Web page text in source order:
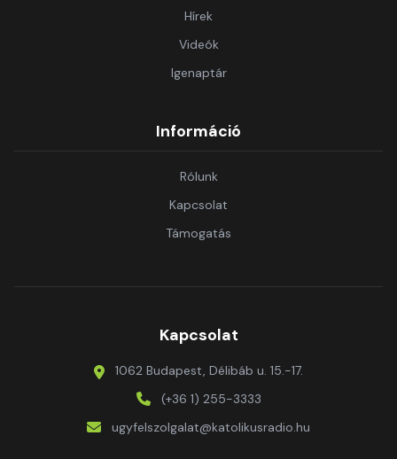
Hírek
Videók
Igenaptár
Információ
Rólunk
Kapcsolat
Támogatás
Kapcsolat
1062 Budapest, Délibáb u. 15.-17.
(+36 1) 255-3333
ugyfelszolgalat@katolikusradio.hu